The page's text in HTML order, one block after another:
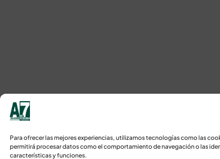
Para ofrecer las mejores experiencias, utilizamos tecnologías como las
permitirá procesar datos como el comportamiento de navegación o las
características y funciones.